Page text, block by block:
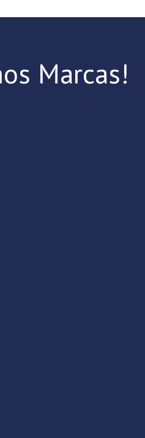
Marcas!